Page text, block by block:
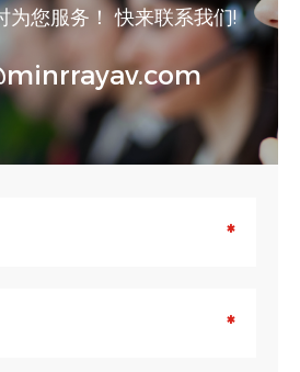
为您服务！ 快来联系我们!
*
*